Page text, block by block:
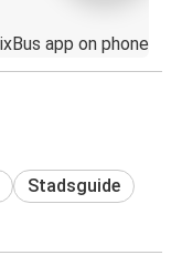
Stadsguide